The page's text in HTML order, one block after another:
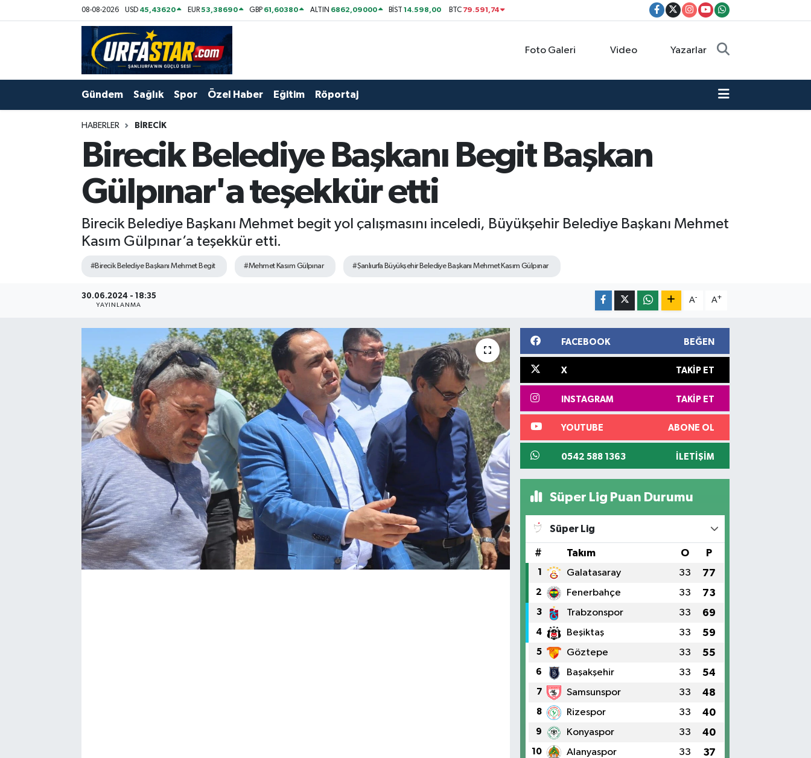
08-08-2026 USD 45,43620 EUR53,38690 GBP 61,60380 ALTIN 6862,09000 BİST14.598,00 BTC 79.591,74
Foto Galeri Video Yazarlar
Gündem Sağlık Spor Özel Haber Eğitim Röportaj
HABERLER BİRECİK
Birecik Belediye Başkanı Begit Başkan
Gülpınar'a teşekkür etti
Birecik Belediye Başkanı Mehmet begit yol çalışmasını inceledi, Büyükşehir Belediye Başkanı Mehmet
Kasım Gülpınar’a teşekkür etti.
#Birecik Belediye Başkanı Mehmet Begit #Mehmet Kasım Gülpınar #Şanlıurfa Büyükşehir Belediye Başkanı Mehmet Kasım Gülpınar
30.06.2024 - 18:35
YAYINLANMA
A- A+
FACEBOOK BEĞEN
X TAKIP ET
INSTAGRAM TAKIP ET
YOUTUBE ABONE OL
0542 588 1363 İLETIŞIM
Süper Lig Puan Durumu
Süper Lig
# Takım O P
1 Galatasaray 33 77
2 Fenerbahçe 33 73
3 Trabzonspor 33 69
4 Beşiktaş 33 59
5 Göztepe 33 55
6 Başakşehir 33 54
7 Samsunspor 33 48
8 Rizespor 33 40
9 Konyaspor 33 40
10 Alanyaspor 33 37
Şanlıurfa Nöbetçi Eczaneler
Şanlıurfa Hava Durumu
Süper Lig Puan Durumu ve Fikstür
Tüm Manşetler
Son Dakika Haberleri